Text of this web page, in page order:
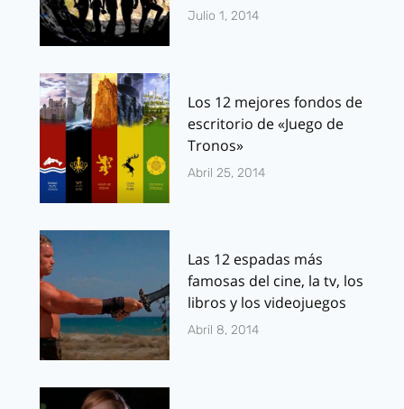
Julio 1, 2014
Los 12 mejores fondos de
escritorio de «Juego de
Tronos»
Abril 25, 2014
Las 12 espadas más
famosas del cine, la tv, los
libros y los videojuegos
Abril 8, 2014